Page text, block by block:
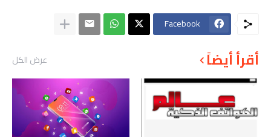
Facebook
أقرأ أيضاً عرض الكل